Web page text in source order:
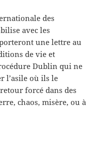
des
avec les
une lettre au
de vie et
Dublin qui ne
l’asile où ils le
forcé dans des
chaos, misère, ou à